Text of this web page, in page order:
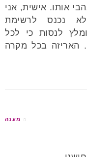
אותו. אישית, אני
נכנס לרשימת
לנסות כי לכל
בכל מקרה
מענה